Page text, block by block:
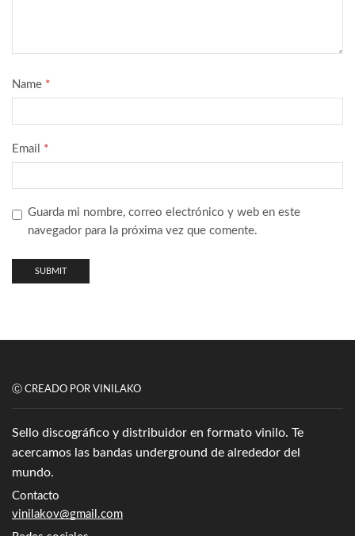
Name *
Email *
Guarda mi nombre, correo electrónico y web en este
navegador para la próxima vez que comente.
Ⓒ CREADO POR VINILAKO
Sello discográfico y distribuidor en formato vinilo. Te
acercamos las bandas underground de alrededor del
mundo.
Contacto
vinilakov@gmail.com